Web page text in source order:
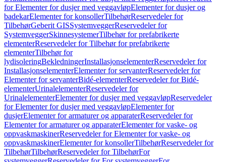
for Elementer for dusjer med veggavløpElementer for dusjer og
badekarElementer for konsollerTilbehørReservedeler for
TilbehørGeberit GISSystemveggerReservedeler for
SystemveggerSkinnesystemerTilbehør for prefabrikerte
elementerReservedeler for Tilbehør for prefabrikerte
elementerTilbehør for
lydisoleringBekledningerInstallasjonselementerReservedeler for
InstallasjonselementerElementer for servanterReservedeler for
Elementer for servanterBidé-elementerReservedeler for Bidé-
elementerUrinalelementerReservedeler for
UrinalelementerElementer for dusjer med veggavløpReservedeler
for Elementer for dusjer med veggavløpElementer for
dusjerElementer for armaturer og apparaterReservedeler for
Elementer for armaturer og apparaterElementer for vaske- og
oppvaskmaskinerReservedeler for Elementer for vaske- og
oppvaskmaskinerElementer for konsollerTilbehørReservedeler for
TilbehørTilbehørReservedeler for TilbehørFor